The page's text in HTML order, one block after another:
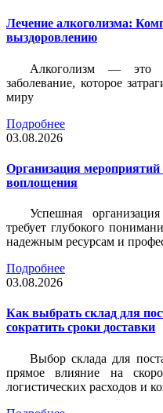
Лечение алкоголизма:
выздоровлению
Алкоголизм — это
заболевание, которое
миру
Подробнее
03.08.2026
Организация
воплощения
Успешная
требует глубокого
надежным ресурсам и
Подробнее
03.08.2026
Как выбрать склад для
сократить сроки доставки
Выбор склада для
прямое влияние на
логистических расходов и